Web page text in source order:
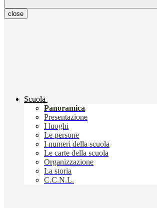
close
Scuola
Panoramica
Presentazione
I luoghi
Le persone
I numeri della scuola
Le carte della scuola
Organizzazione
La storia
C.C.N.L.